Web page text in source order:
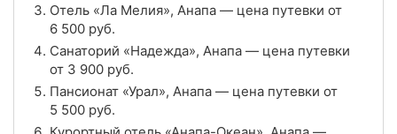
Санаторий «Рябинушка», Анапа
Цена в сутки от4 000 руб.
Рейтинг 4.7
Отзывы 3 отзывов
Отель «Ла Мелия», Анапа — цена путевки от
6 500 руб.
Санаторий «Надежда», Анапа — цена путевки
от 3 900 руб.
Пансионат «Урал», Анапа — цена путевки от
5 500 руб.